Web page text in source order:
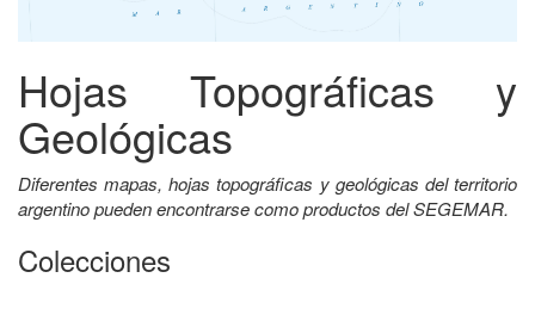
Hojas Topográficas y
Geológicas
Diferentes mapas, hojas topográficas y geológicas del territorio
argentino pueden encontrarse como productos del SEGEMAR.
Colecciones